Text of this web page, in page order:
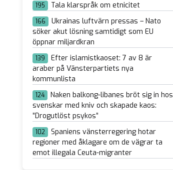
195 Tala klarspråk om etnicitet
166
Ukrainas luftvärn pressas – Nato
söker akut lösning samtidigt som EU
öppnar miljardkran
139
Efter islamistkaoset: 7 av 8 är
araber på Vänsterpartiets nya
kommunlista
124
Naken balkong-libanes bröt sig in hos
svenskar med kniv och skapade kaos:
”Drogutlöst psykos”
102
Spaniens vänsterregering hotar
regioner med åklagare om de vägrar ta
emot illegala Ceuta-migranter